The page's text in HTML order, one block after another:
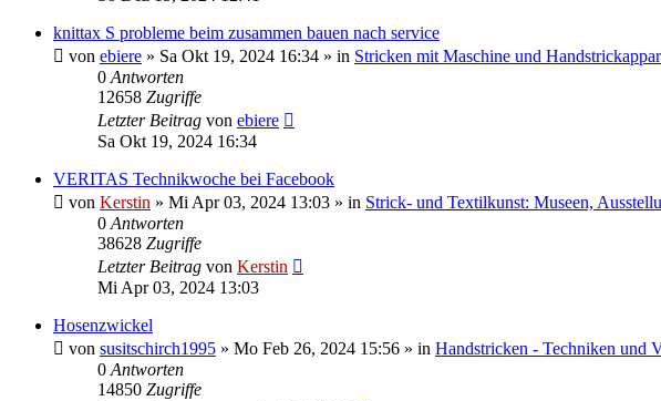
knittax S probleme beim zusammen bauen nach service
von ebiere » Sa Okt 19, 2024 16:34 » in Stricken mit Maschine und
0 Antworten
12658 Zugriffe
Letzter Beitrag von ebiere
Sa Okt 19, 2024 16:34
VERITAS Technikwoche bei Facebook
von Kerstin » Mi Apr 03, 2024 13:03 » in Strick- und Textilkunst: Museen,
0 Antworten
38628 Zugriffe
Letzter Beitrag von Kerstin
Mi Apr 03, 2024 13:03
Hosenzwickel
von susitschirch1995 » Mo Feb 26, 2024 15:56 » in Handstricken - Techniken und
0 Antworten
14850 Zugriffe